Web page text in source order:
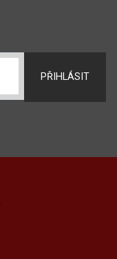
PŘIHLÁSIT